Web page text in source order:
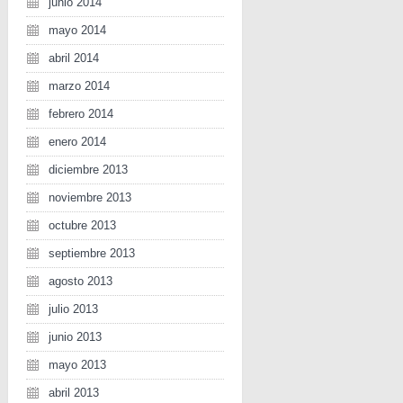
mayo 2014
abril 2014
marzo 2014
febrero 2014
enero 2014
diciembre 2013
noviembre 2013
octubre 2013
septiembre 2013
agosto 2013
julio 2013
junio 2013
mayo 2013
abril 2013